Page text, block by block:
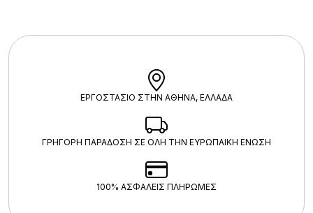
ΕΡΓΟΣΤΑΣΙΟ ΣΤΗΝ ΑΘΗΝΑ, ΕΛΛΑΔΑ
ΓΡΗΓΟΡΗ ΠΑΡΑΔΟΣΗ ΣΕ ΟΛΗ ΤΗΝ ΕΥΡΩΠΑΙΚΗ ΕΝΩΣΗ
100% ΑΣΦΑΛΕΊΣ ΠΛΗΡΩΜΈΣ